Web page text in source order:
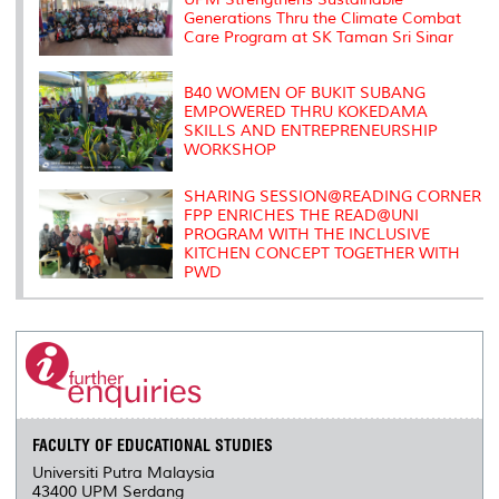
Generations Thru the Climate Combat
Care Program at SK Taman Sri Sinar
B40 WOMEN OF BUKIT SUBANG
EMPOWERED THRU KOKEDAMA
SKILLS AND ENTREPRENEURSHIP
WORKSHOP
SHARING SESSION@READING CORNER
FPP ENRICHES THE READ@UNI
PROGRAM WITH THE INCLUSIVE
KITCHEN CONCEPT TOGETHER WITH
PWD
FACULTY OF EDUCATIONAL STUDIES
Universiti Putra Malaysia
43400 UPM Serdang